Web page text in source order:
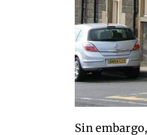
Sin